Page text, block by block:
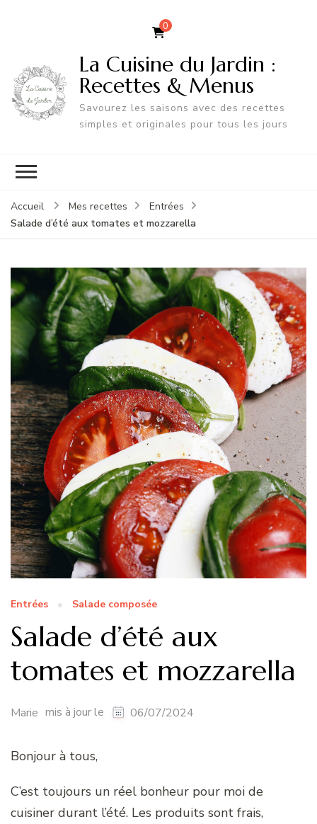
0
La Cuisine du Jardin :
Recettes & Menus
Savourez les saisons avec des recettes
simples et originales pour tous les jours
Accueil Mes recettes
Entrées
Salade d’été aux tomates et mozzarella
Entrées Salade composée
Salade d’été aux
tomates et mozzarella
Marie mis à jour le 06/07/2024
Bonjour à tous,
C’est toujours un réel bonheur pour moi de
cuisiner durant l’été. Les produits sont frais,